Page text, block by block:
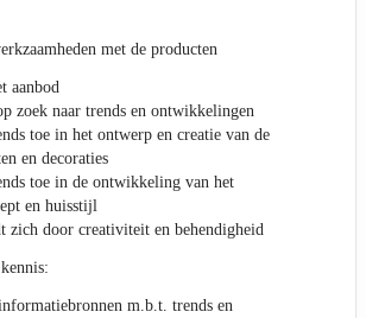
met de producten
aanbod
zoek naar trends en ontwikkelingen
toe in het ontwerp en creatie van de
en decoraties
toe in de ontwikkeling van het
en huisstijl
zich door creativiteit en behendigheid
m.b.t. trends en